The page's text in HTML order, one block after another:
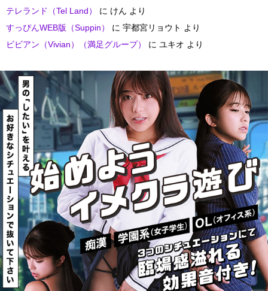
テレランド（Tel Land）
に けん より
すっぴんWEB版（Suppin）
に 宇都宮リョウト より
ビビアン（Vivian）（満足グループ）
に ユキオ より